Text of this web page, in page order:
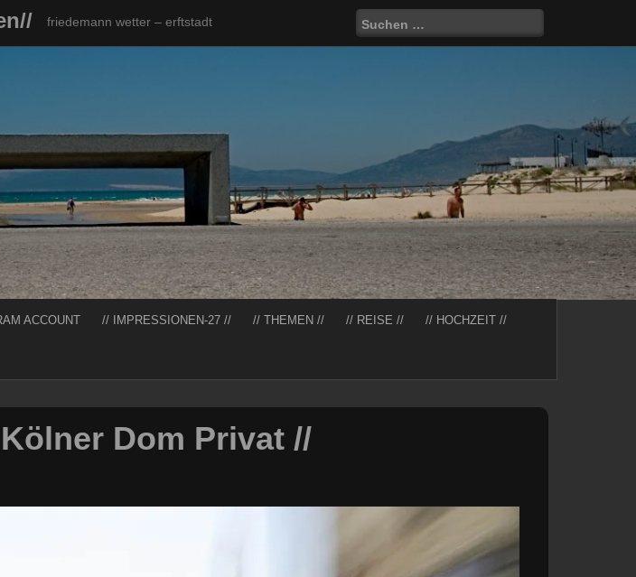
friedemann wetter – erftstadt
Suchen
nach:
ACCOUNT // IMPRESSIONEN-27 // // THEMEN // // REISE // // HOCHZEIT //
Dom Privat //